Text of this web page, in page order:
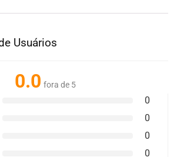
Usuários
0.0 fora de 5
0
0
0
0